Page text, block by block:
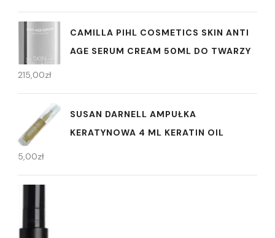
CAMILLA PIHL COSMETICS SKIN ANTI
AGE SERUM CREAM 50ML DO TWARZY
215,00zł
SUSAN DARNELL AMPUŁKA
KERATYNOWA 4 ML KERATIN OIL
5,00zł